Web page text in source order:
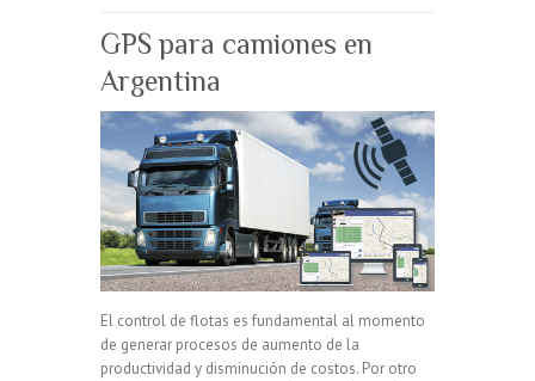
GPS para camiones en
Argentina
El control de flotas es fundamental al momento
de generar procesos de aumento de la
productividad y disminución de costos. Por otro